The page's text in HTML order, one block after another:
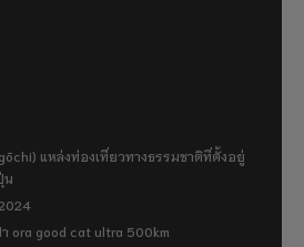
แหล่งท่องเที่ยวทางธรรมชาติที่ตั้งอยู่
น
ora good cat ultra 500km